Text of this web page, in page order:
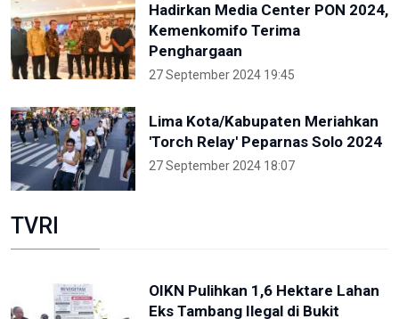
Hadirkan Media Center PON 2024,
Kemenkomifo Terima
Penghargaan
27 September 2024 19:45
Lima Kota/Kabupaten Meriahkan
'Torch Relay' Peparnas Solo 2024
27 September 2024 18:07
TVRI
OIKN Pulihkan 1,6 Hektare Lahan
Eks Tambang Ilegal di Bukit